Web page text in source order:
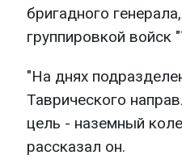
бригадного
группировкой войск
"На днях
Таврического
цель - наземный
рассказал он.